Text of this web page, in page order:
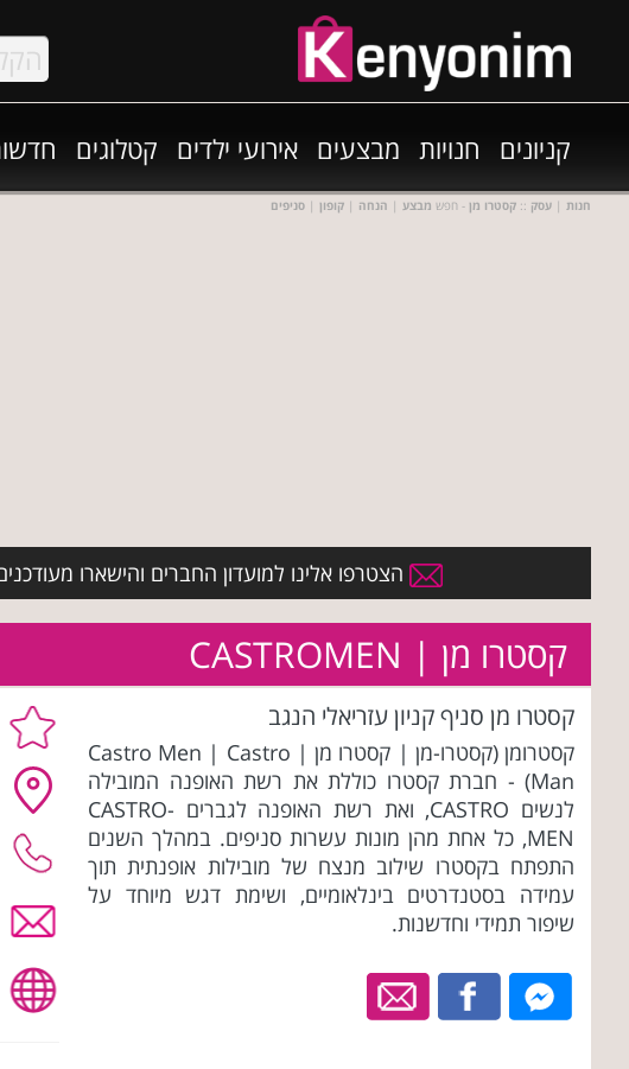
קניונים חנויות מבצעים אירועי ילדים קטלוגים
חנות | עסק :: קסטרו מן - חפש מבצע | הנחה | קופון | סניפים
הצטרפו אלינו למועדון החברים והישארו
קסטרו מן | CASTROMEN
קסטרו מן סניף קניון עזריאלי הנגב
קסטרומן (קסטרו-מן | קסטרו מן | Castro Men | Castro
Man) - חברת קסטרו כוללת את רשת האופנה המובילה
לנשים CASTRO, ואת רשת האופנה לגברים CASTRO-
MEN, כל אחת מהן מונות עשרות סניפים. במהלך השנים
התפתח בקסטרו שילוב מנצח של מובילות אופנתית תוך
עמידה בסטנדרטים בינלאומיים, ושימת דגש מיוחד על
שיפור תמידי וחדשנות.